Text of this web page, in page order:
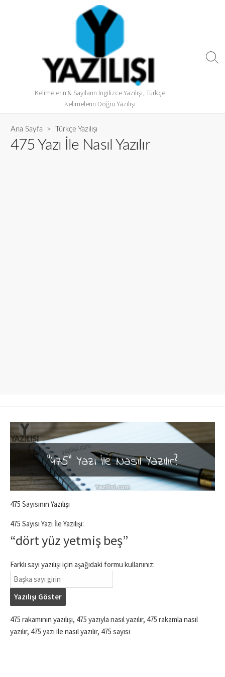
Kelimelerin & Sayıların İngilizce Yazılışı, Türkçe
Kelimelerin Doğru Yazılışı
Ana Sayfa > Türkçe Yazılışı
475 Yazı İle Nasıl Yazılır
475 Sayısının Yazılışı
475 Sayısı Yazı İle Yazılışı:
“dört yüz yetmiş beş”
Farklı sayı yazılışı için aşağıdaki formu kullanınız:
Yazılışı Göster
475 rakamının yazılışı, 475 yazıyla nasıl yazılır, 475 rakamla nasıl
yazılır, 475 yazı ile nasıl yazılır, 475 sayısı